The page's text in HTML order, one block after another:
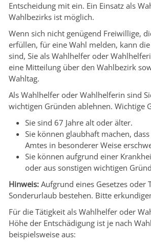
Entscheidung mit ein. Ein Einsatz als
Wahlbezirks ist möglich.
Wenn sich nicht genügend Freiwillige,
erfüllen, für eine Wahl melden, kann
sind, Sie als Wahlhelfer oder
eine Mitteilung über den Wahlbezirk
Wahltag.
Als Wahlhelfer oder Wahlhelferin sind
wichtigen Gründen ablehnen.Wichtige
Sie sind 67 Jahre alt oder älter.
Sie können glaubhaft machen,
Amtes in besonderer Weise
Sie können aufgrund einer
oder aus sonstigen wichtigen
Hinweis:Aufgrund eines Gesetzes
Sonderurlaub bestehen. Bitte
Für die Tätigkeit als Wahlhelfer oder
Höhe der Entschädigung ist je nach
beispielsweise aus: